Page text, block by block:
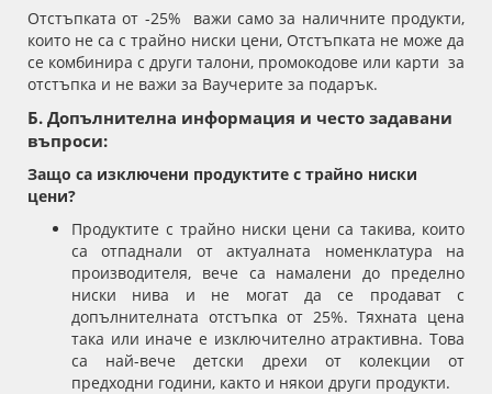
Отстъпката от -25% важи само за наличните продукти,
които не са с трайно ниски цени, Отстъпката не може да
се комбинира с други талони, промокодове или карти за
отстъпка и не важи за Ваучерите за подарък.
Б. Допълнителна информация и често задавани
въпроси:
Защо са изключени продуктите с трайно ниски
цени?
Продуктите с трайно ниски цени са такива, които
са отпаднали от актуалната номенклатура на
производителя, вече са намалени до пределно
ниски нива и не могат да се продават с
допълнителната отстъпка от 25%. Тяхната цена
така или иначе е изключително атрактивна. Това
са най-вече детски дрехи от колекции от
предходни години, както и някои други продукти.